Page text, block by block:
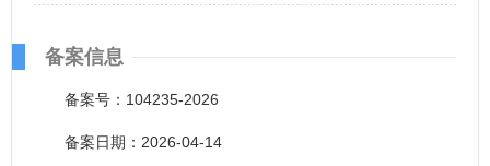
备案信息
备案号：104235-2026
备案日期：2026-04-14